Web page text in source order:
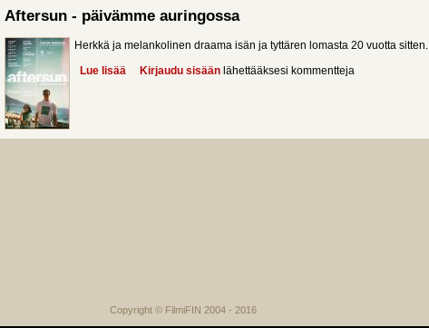
Aftersun - päivämme auringossa
Herkkä ja melankolinen draama isän ja tyttären lomasta 20 vuotta sitten.
Lue lisää about Aftersun - päivämme auringossa
Kirjaudu sisään lähettääksesi kommentteja
Copyright © FilmiFIN 2004 - 2016